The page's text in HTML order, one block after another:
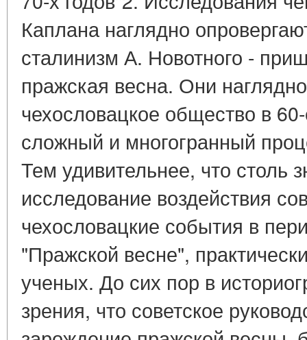
Каплана наглядно
сталинизм А. Новотного -
пражская весна. Они
чехословацкое общество в
сложный и многогранный
Тем удивительнее, что столь
исследование воздействия
чехословацкие события в
"Пражской весне",
ученых. До сих пор в
зрения, что советское